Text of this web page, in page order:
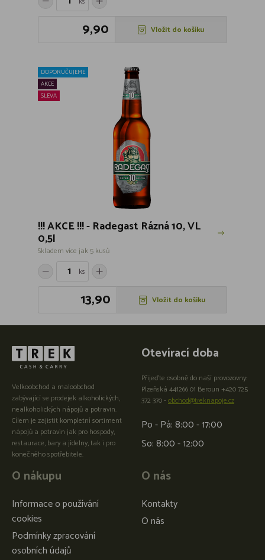
9,90 Vložit do košíku
DOPORUČUJEME
AKCE
SLEVA
!!! AKCE !!! - Radegast Rázná 10, VL
0,5l
Skladem více jak 5 kusů
ks
13,90 Vložit do košíku
Velkoobchod a maloobchod
zabývající se prodejek alkoholických,
nealkoholických nápojů a potravin.
Cílem je zajistit kompletní sortiment
nápojů a potravin jak pro hospody,
restaurace, bary a jídelny, tak i pro
konečného spotřebitele.
O nákupu
Informace o používání
cookies
Podmínky zpracování
osobních údajů
O nás
Kontakty
O nás
Otevírací doba
Přijeďte osobně do naší provozovny:
Plzeňská 441266 01 Beroun +420 725
372 370 -obchod@treknapoje.cz
Po - Pá: 8:00 - 17:00
So: 8:00 - 12:00